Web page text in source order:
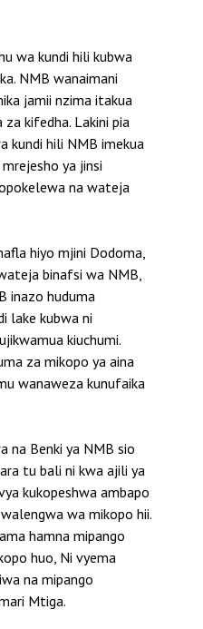
wa kundi hili kubwa
NMB wanaimani
jamii nzima itakua
kifedha. Lakini pia
kundi hili NMB imekua
ya jinsi
na wateja
hiyo mjini Dodoma,
binafsi wa NMB,
inazo huduma
lake kubwa ni
kiuchumi.
za mikopo ya aina
wanaweza kunufaika
na Benki ya NMB sio
tu bali ni kwa ajili ya
kukopeshwa ambapo
wa mikopo hii.
hamna mipango
huo, Ni vyema
na mipango
Mtiga.